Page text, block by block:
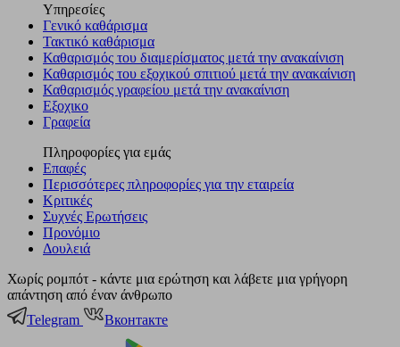
Υπηρεσίες
Γενικό καθάρισμα
Τακτικό καθάρισμα
Καθαρισμός του διαμερίσματος μετά την ανακαίνιση
Καθαρισμός του εξοχικού σπιτιού μετά την ανακαίνιση
Καθαρισμός γραφείου μετά την ανακαίνιση
Εξοχικο
Γραφεία
Πληροφορίες για εμάς
Επαφές
Περισσότερες πληροφορίες για την εταιρεία
Κριτικές
Συχνές Ερωτήσεις
Προνόμιο
Δουλειά
Χωρίς ρομπότ - κάντε μια ερώτηση και λάβετε μια γρήγορη
απάντηση από έναν άνθρωπο
Telegram
Вконтакте